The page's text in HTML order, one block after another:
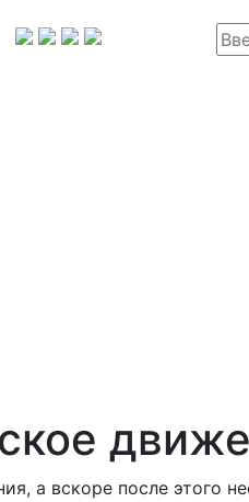
а вскоре после этого